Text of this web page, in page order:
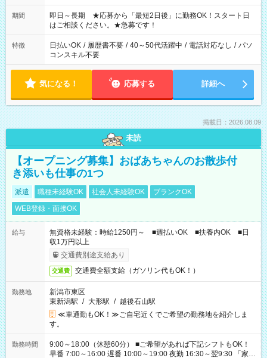
その他にも勤務時間多数！ 日勤のみ、残業なし、交替制など
ご希望を教えてください！
期間
即日～長期 ★応募から「最短2日後」に勤務OK！スタート日
はご相談ください。★急募です！
特徴 日払いOK / 履歴書不要 / 40～50代活躍中 / 電話対応なし / パソ
コンスキル不要
気になる！ 応募する 詳細へ
掲載日：2026.08.09
未読
【オープニング募集】おばあちゃんのお散歩付
き添いも仕事の1つ
派遣 職種未経験OK 社会人未経験OK
ブランクOK
WEB登録・面接OK
給与
無資格未経験：時給1250円～ ■週払いOK ■扶養内OK ■日
収1万円以上
交通費別途支給あり
交通費 交通費全額支給（ガソリン代もOK！）
勤務地
新潟市東区
東新潟駅 / 大形駅 / 越後石山駅
≪車通勤もOK！≫ご自宅近くでご希望の勤務地を紹介しま
す。
勤務時間
9:00～18:00（休憩60分） ■ご希望があれば下記シフトもOK！
早番 7:00～16:00 遅番 10:00～19:00 夜勤 16:30～翌9:30 「家族